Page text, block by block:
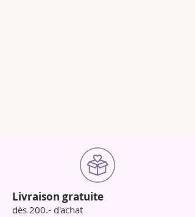
Livraison gratuite
dès 200.- d'achat